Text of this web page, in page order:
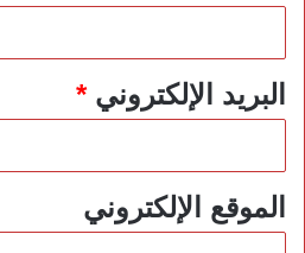
البريد الإلكتروني*
الموقع الإلكتروني